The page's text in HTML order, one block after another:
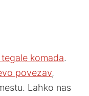
komada.
povezav,
Lahko nas